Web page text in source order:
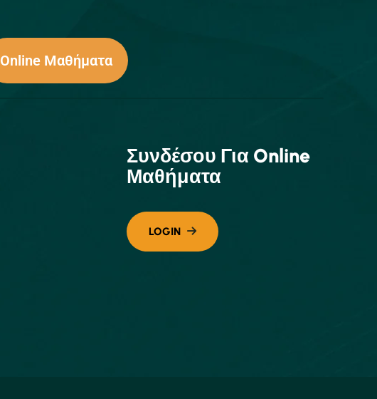
Online Μαθήματα
Συνδέσου Για Online
Μαθήματα